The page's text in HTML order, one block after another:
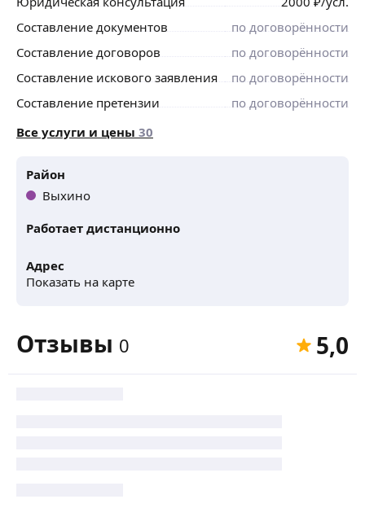
Составление документов
по договорённости
Составление договоров
по договорённости
Составление искового заявления
по договорённости
Составление претензии
по договорённости
Все услуги и цены 30
Район
Выхино
Работает дистанционно
Адрес
Показать на карте
Отзывы 0 5,0